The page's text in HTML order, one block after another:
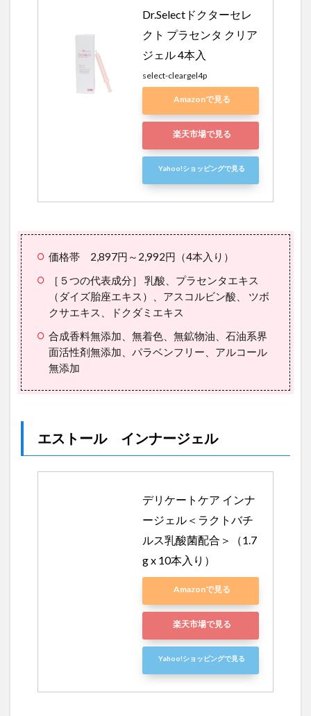
Dr.Selectドクターセレ
クト プラセンタ クリア
ジェル 4本入
select-cleargel4p
Amazonで見る
楽天市場で見る
Yahoo!ショッピングで見る
価格帯 2,897円～2,992円（4本入り）
［５つの代表成分］ 乳酸、プラセンタエキス
（ダイズ胎座エキス）、アスコルビン酸、 ツボ
クサエキス、ドクダミエキス
合成香料無添加、無着色、無鉱物油、石油系界
面活性剤無添加、パラベンフリー、アルコール
無添加
エストール インナージェル
デリケートケア インナ
ージェル＜ラクトバチ
ルス乳酸菌配合＞（1.7
g x 10本入り）
Amazonで見る
楽天市場で見る
Yahoo!ショッピングで見る